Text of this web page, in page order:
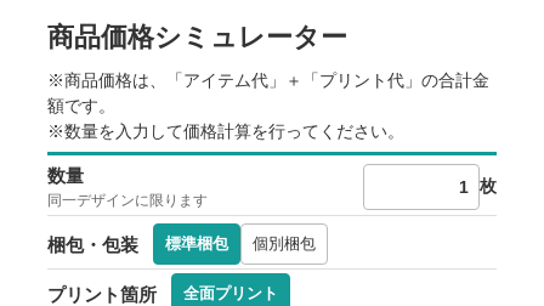
に差が生じる場合がございます。
す。
※出荷予定日は、各種条件によって変動します。
※出荷日前倒しのご相談は原則お受けしていません。
※生産状況や天候、交通事情等で納期が前後することがありま
※ご注文数量が多い場合、納品までお時間を頂く場合がござい
ます。
※本ページ記載の内容は予告なく変更することがあります。
商品価格シミュレーター
※商品価格は、「アイテム代」＋「プリント代」の合計金
額です。
※数量を入力して価格計算を行ってください。
数量
同一デザインに限ります
枚
梱包・包装 標準梱包 個別梱包
プリント箇所 全面プリント